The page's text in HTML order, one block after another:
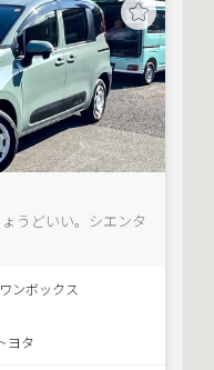
うどいい。シエンタ
ンボックス
ヨタ